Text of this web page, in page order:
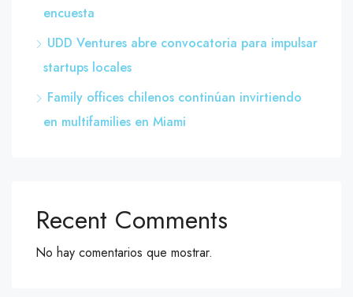
encuesta
UDD Ventures abre convocatoria para impulsar
startups locales
Family offices chilenos continúan invirtiendo
en multifamilies en Miami
Recent Comments
No hay comentarios que mostrar.